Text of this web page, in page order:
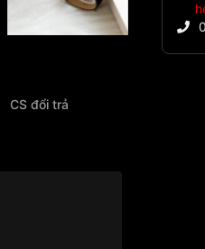
CS đổi trả